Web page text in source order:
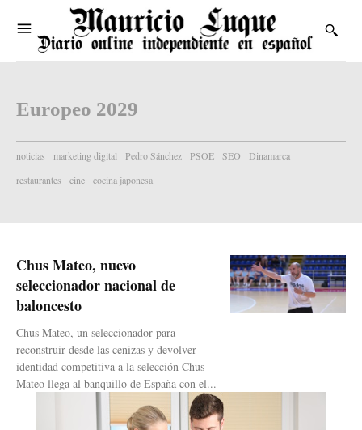
Europeo 2029
noticias marketing digital Pedro Sánchez PSOE SEO
Dinamarca
restaurantes
cine cocina japonesa
Chus Mateo, nuevo
seleccionador nacional de
baloncesto
Chus Mateo, un seleccionador para
reconstruir desde las cenizas y devolver
identidad competitiva a la selección Chus
Mateo llega al banquillo de España con el...